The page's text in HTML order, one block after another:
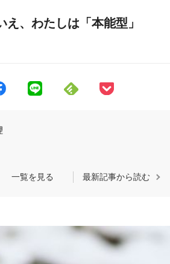
え、わたしは「本能型」
一覧を見る 最新記事から読む